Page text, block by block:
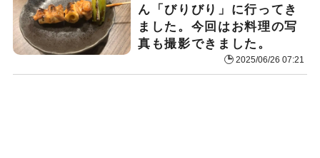
ん「びりびり」に行ってき
ました。今回はお料理の写
真も撮影できました。
2025/06/26 07:21